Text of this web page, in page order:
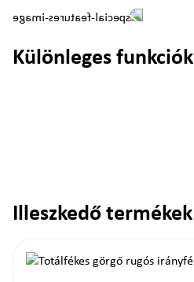
Különleges funkciók
Termékgaléria kihagyása
Illeszkedő termékek